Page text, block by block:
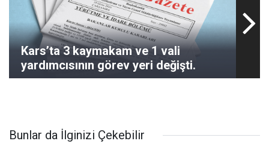
Kars’ta 3 kaymakam ve 1 vali
yardımcısının görev yeri değişti.
Bunlar da İlginizi Çekebilir